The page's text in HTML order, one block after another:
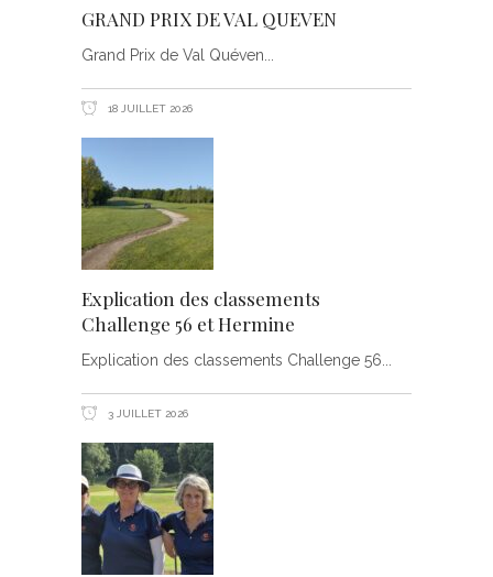
GRAND PRIX DE VAL QUEVEN
Grand Prix de Val Quéven
18 JUILLET 2026
Explication des classements
Challenge 56 et Hermine
Explication des classements Challenge 56
3 JUILLET 2026